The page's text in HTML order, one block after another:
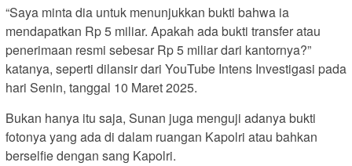
“Saya minta dia untuk menunjukkan bukti bahwa ia
mendapatkan Rp 5 miliar. Apakah ada bukti transfer atau
penerimaan resmi sebesar Rp 5 miliar dari kantornya?”
katanya, seperti dilansir dari YouTube Intens Investigasi pada
hari Senin, tanggal 10 Maret 2025.
Bukan hanya itu saja, Sunan juga menguji adanya bukti
fotonya yang ada di dalam ruangan Kapolri atau bahkan
berselfie dengan sang Kapolri.